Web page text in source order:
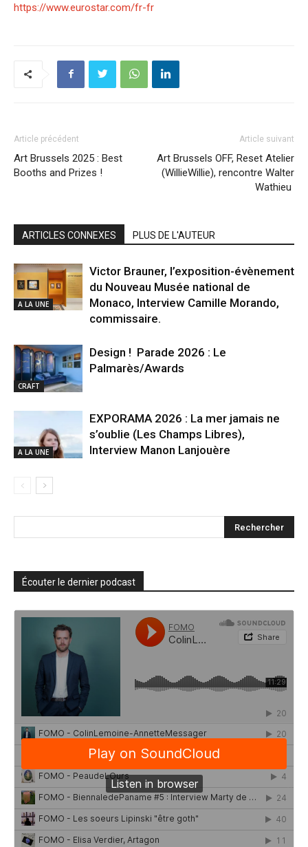
https://www.eurostar.com/fr-fr
Article précédent
Art Brussels 2025 : Best
Booths and Prizes !
Article suivant
Art Brussels OFF, Reset Atelier
(WillieWillie), rencontre Walter
Wathieu
ARTICLES CONNEXES PLUS DE L'AUTEUR
A LA UNE
Victor Brauner, l’exposition-évènement
du Nouveau Musée national de
Monaco, Interview Camille Morando,
commissaire.
CRAFT
Design ! Parade 2026 : Le
Palmarès/Awards
A LA UNE
EXPORAMA 2026 : La mer jamais ne
s’oublie (Les Champs Libres),
Interview Manon Lanjouère
Écouter le dernier podcast